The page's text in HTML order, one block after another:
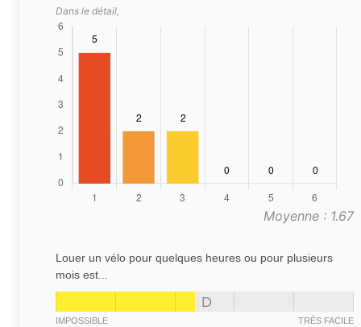
Dans le détail,
Moyenne : 1.67
Louer un vélo pour quelques heures ou pour plusieurs
mois est...
D
IMPOSSIBLE TRÈS FACILE